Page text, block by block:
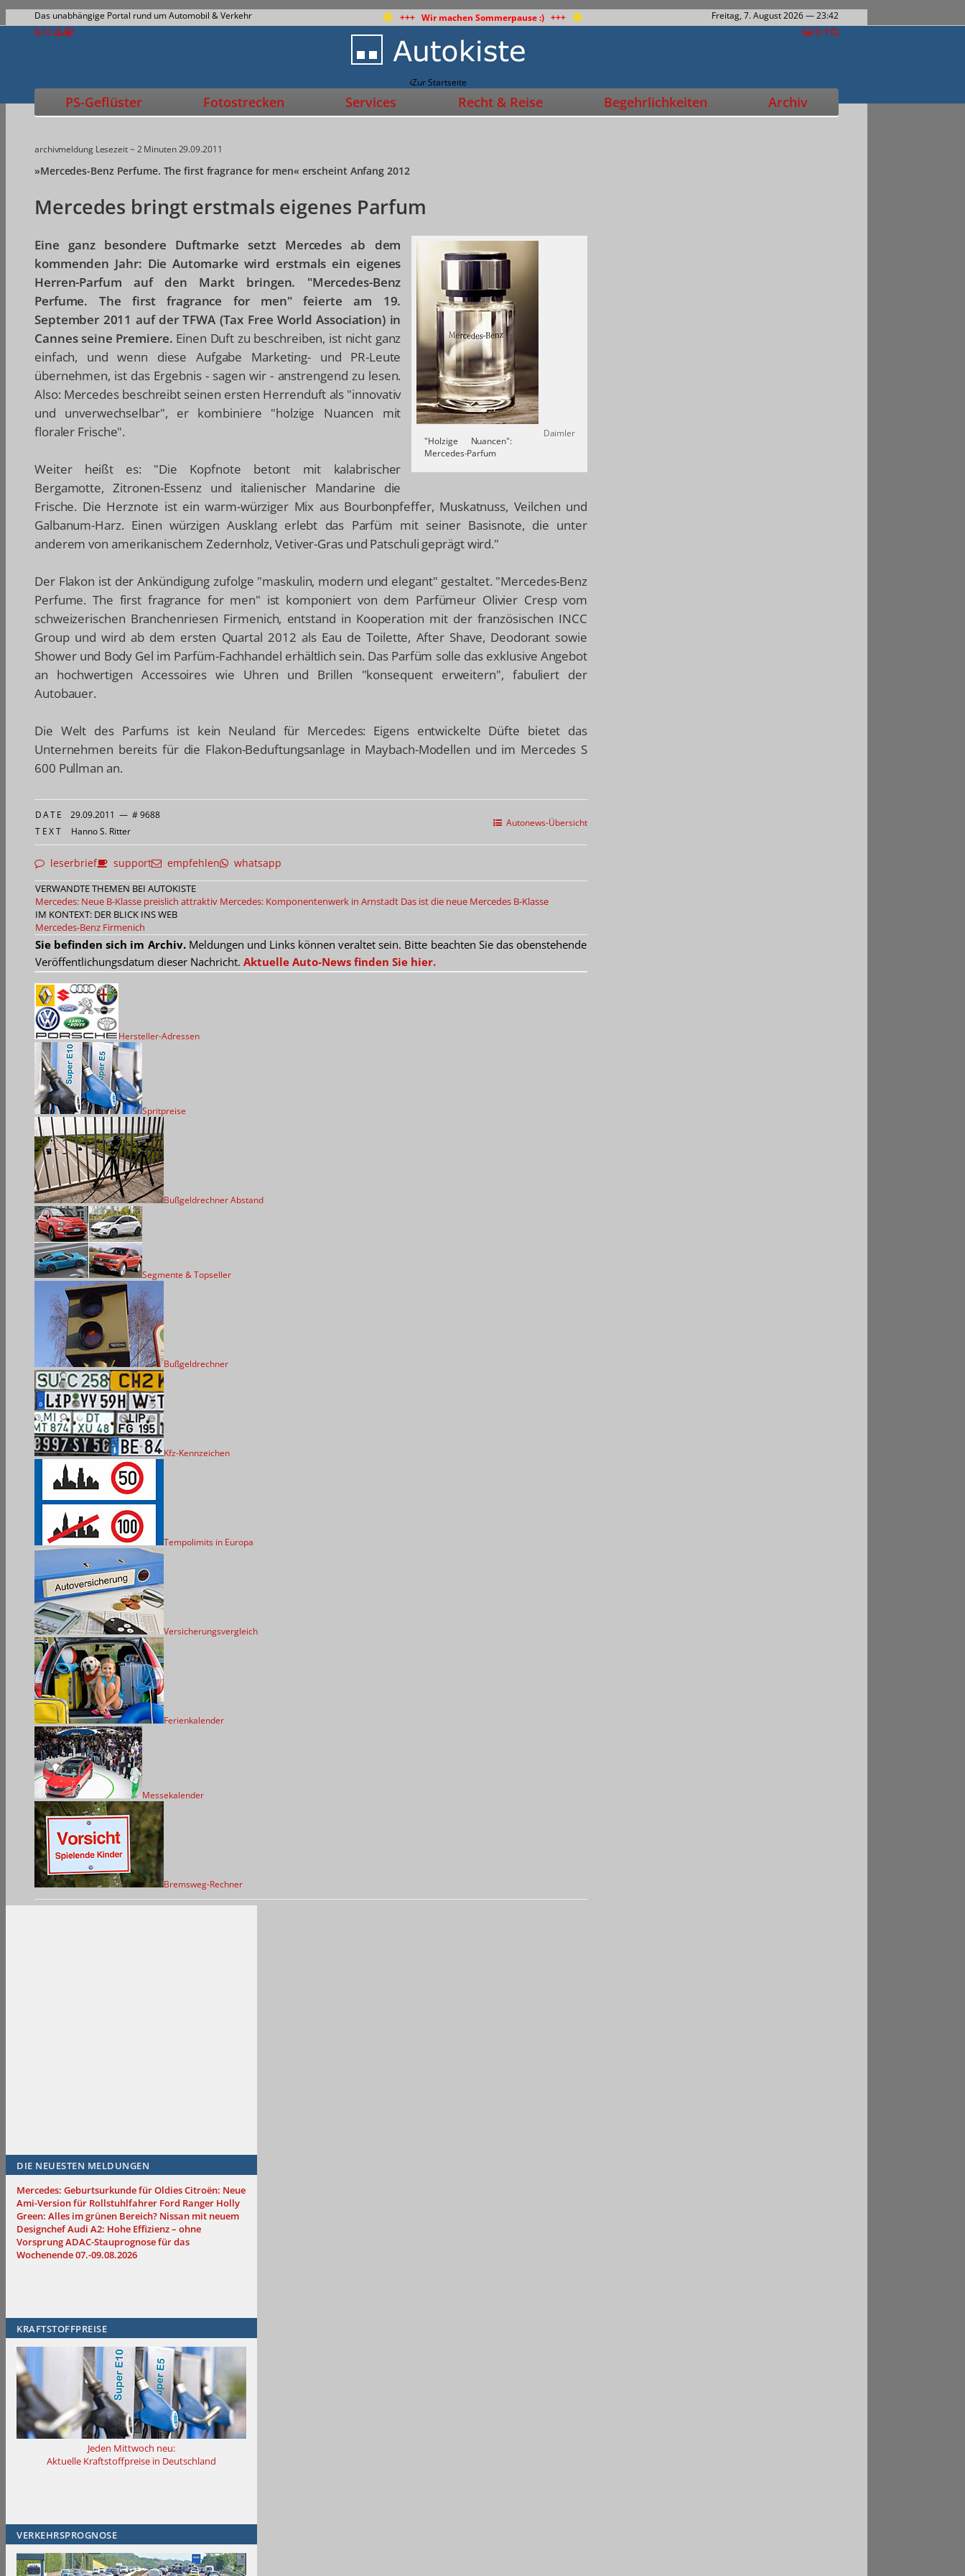
Das unabhängige Portal rund um Automobil & Verkehr +++ Wir machen Sommerpause :) +++ Freitag, 7. August 2026— 23:42
Zur Startseite
PS-Geflüster Fotostrecken Services Recht & Reise Begehrlichkeiten Archiv
archivmeldung Lesezeit ~ 2 Minuten29.09.2011
»Mercedes-Benz Perfume. The first fragrance for men« erscheint Anfang 2012
Mercedes bringt erstmals eigenes Parfum
Daimler
"Holzige Nuancen":
Mercedes-Parfum
Eine ganz besondere Duftmarke setzt Mercedes ab dem
kommenden Jahr: Die Automarke wird erstmals ein eigenes
Herren-Parfum auf den Markt bringen. "Mercedes-Benz
Perfume. The first fragrance for men" feierte am 19.
September 2011 auf der TFWA (Tax Free World Association) in
Cannes seine Premiere. Einen Duft zu beschreiben, ist nicht ganz
einfach, und wenn diese Aufgabe Marketing- und PR-Leute
übernehmen, ist das Ergebnis - sagen wir - anstrengend zu lesen.
Also: Mercedes beschreibt seinen ersten Herrenduft als "innovativ
und unverwechselbar", er kombiniere "holzige Nuancen mit
floraler Frische".
Weiter heißt es: "Die Kopfnote betont mit kalabrischer
Bergamotte, Zitronen-Essenz und italienischer Mandarine die
Frische. Die Herznote ist ein warm-würziger Mix aus Bourbonpfeffer, Muskatnuss, Veilchen und
Galbanum-Harz. Einen würzigen Ausklang erlebt das Parfüm mit seiner Basisnote, die unter
anderem von amerikanischem Zedernholz, Vetiver-Gras und Patschuli geprägt wird."
Der Flakon ist der Ankündigung zufolge "maskulin, modern und elegant" gestaltet. "Mercedes-Benz
Perfume. The first fragrance for men" ist komponiert von dem Parfümeur Olivier Cresp vom
schweizerischen Branchenriesen Firmenich, entstand in Kooperation mit der französischen INCC
Group und wird ab dem ersten Quartal 2012 als Eau de Toilette, After Shave, Deodorant sowie
Shower und Body Gel im Parfüm-Fachhandel erhältlich sein. Das Parfüm solle das exklusive Angebot
an hochwertigen Accessoires wie Uhren und Brillen "konsequent erweitern", fabuliert der
Autobauer.
Die Welt des Parfums ist kein Neuland für Mercedes: Eigens entwickelte Düfte bietet das
Unternehmen bereits für die Flakon-Beduftungsanlage in Maybach-Modellen und im Mercedes S
600 Pullman an.
Autonews-Übersicht
DATE 29.09.2011 — # 9688
TEXT Hanno S. Ritter
leserbrief support empfehlen whatsapp
VERWANDTE THEMEN BEI AUTOKISTE
Mercedes: Neue B-Klasse preislich attraktiv Mercedes: Komponentenwerk in Arnstadt Das ist die neue Mercedes B-Klasse
IM KONTEXT: DER BLICK INS WEB
Mercedes-Benz Firmenich
Sie befinden sich im Archiv.Meldungen und Links können veraltet sein. Bitte beachten Sie das obenstehende
Veröffentlichungsdatum dieser Nachricht. Aktuelle Auto-News finden Sie hier.
Hersteller-Adressen
Spritpreise
Bußgeldrechner Abstand
Segmente & Topseller
Bußgeldrechner
Kfz-Kennzeichen
Tempolimits in Europa
Versicherungsvergleich
Ferienkalender
Messekalender
Bremsweg-Rechner
DIE NEUESTEN MELDUNGEN
Mercedes: Geburtsurkunde für OldiesCitroën: Neue
Ami-Version für Rollstuhlfahrer Ford Ranger Holly
Green: Alles im grünen Bereich? Nissan mit neuem
DesignchefAudi A2: Hohe Effizienz – ohne
VorsprungADAC-Stauprognose für das
Wochenende 07.-09.08.2026
KRAFTSTOFFPREISE
Jeden Mittwoch neu:
Aktuelle Kraftstoffpreise in Deutschland
VERKEHRSPROGNOSE